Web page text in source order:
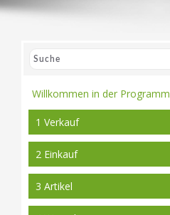
Willkommen in der
1 Verkauf
2 Einkauf
3 Artikel